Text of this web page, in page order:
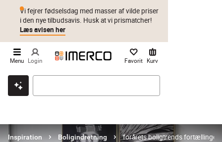
Klik & hent Byt i 1 år Prismatch
Vi fejrer fødselsdag med masser af vilde priser
i den nye tilbudsavis. Husk at vi prismatcher!
Læs avisen her
Menu Login Favorit Kurv
Inspiration Boligindretning forårets boligtrends fortællinger